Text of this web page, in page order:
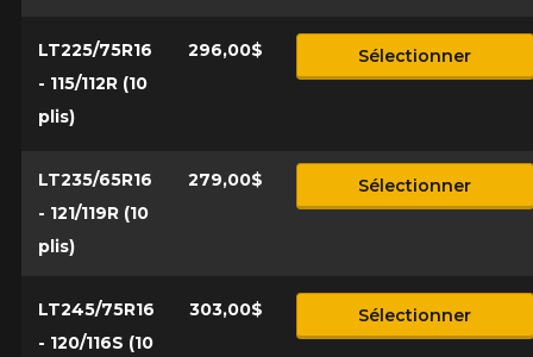
LT225/75R16
- 115/112R (10
plis)
296,00$ Sélectionner
LT235/65R16
- 121/119R (10
plis)
279,00$ Sélectionner
LT245/75R16
- 120/116S (10
303,00$ Sélectionner